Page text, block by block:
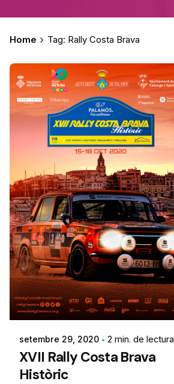
Home Tag: Rally Costa Brava
setembre 29, 2020 2 min. de lectura
XVII Rally Costa Brava
Històric